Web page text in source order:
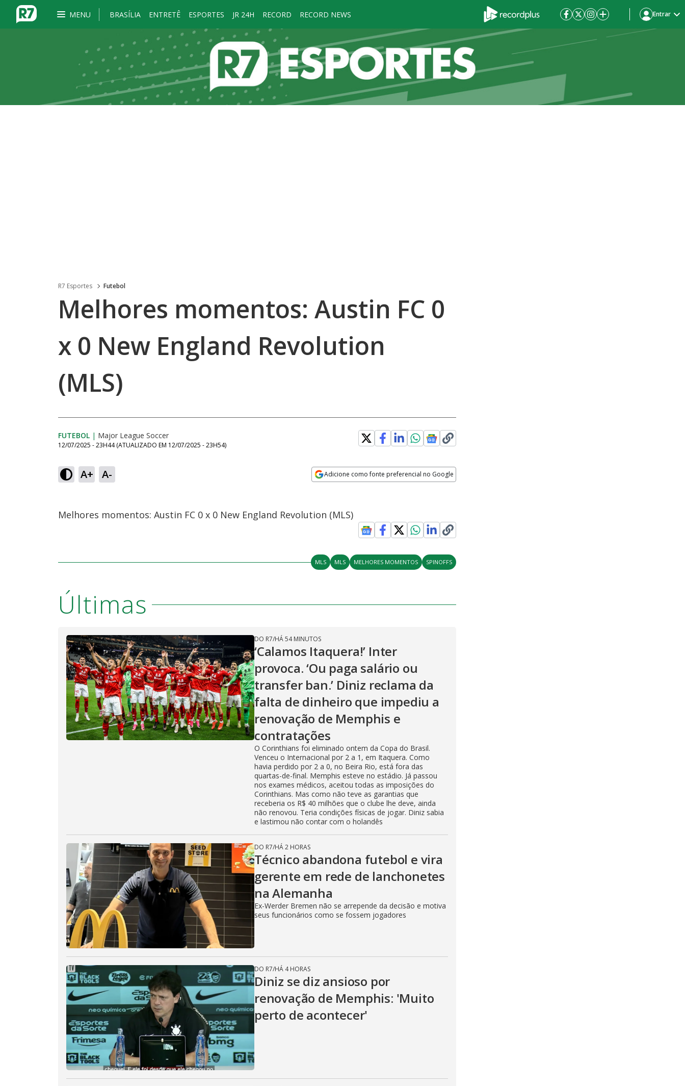
MENU BRASÍLIA ENTRETÊ ESPORTES JR 24H RECORD RECORD NEWS Entrar
R7 Esportes Futebol
Melhores momentos: Austin FC 0
x 0 New England Revolution
(MLS)
FUTEBOL | Major League Soccer
12/07/2025 - 23H44 (ATUALIZADO EM 12/07/2025 - 23H54)
A+ A- Adicione como fonte preferencial no Google
Melhores momentos: Austin FC 0 x 0 New England Revolution (MLS)
MLS MLS MELHORES MOMENTOS SPINOFFS
Últimas
DO R7/HÁ 54 MINUTOS
‘Calamos Itaquera!’ Inter
provoca. ‘Ou paga salário ou
transfer ban.’ Diniz reclama da
falta de dinheiro que impediu a
renovação de Memphis e
contratações
O Corinthians foi eliminado ontem da Copa do Brasil.
Venceu o Internacional por 2 a 1, em Itaquera. Como
havia perdido por 2 a 0, no Beira Rio, está fora das
quartas-de-final. Memphis esteve no estádio. Já passou
nos exames médicos, aceitou todas as imposições do
Corinthians. Mas como não teve as garantias que
receberia os R$ 40 milhões que o clube lhe deve, ainda
não renovou. Teria condições físicas de jogar. Diniz sabia
e lastimou não contar com o holandês
DO R7/HÁ 2 HORAS
Técnico abandona futebol e vira
gerente em rede de lanchonetes
na Alemanha
Ex-Werder Bremen não se arrepende da decisão e motiva
seus funcionários como se fossem jogadores
DO R7/HÁ 4 HORAS
Diniz se diz ansioso por
renovação de Memphis: 'Muito
perto de acontecer'